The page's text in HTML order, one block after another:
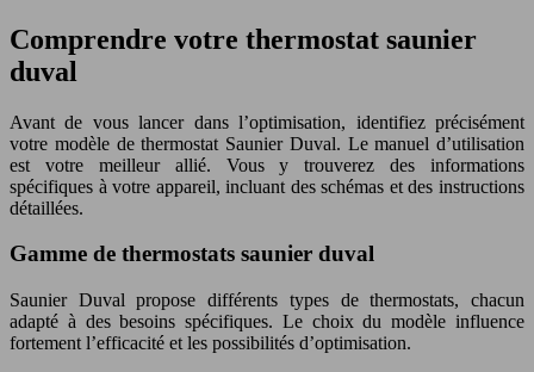
Comprendre votre thermostat saunier
duval
Avant de vous lancer dans l’optimisation, identifiez précisément
votre modèle de thermostat Saunier Duval. Le manuel d’utilisation
est votre meilleur allié. Vous y trouverez des informations
spécifiques à votre appareil, incluant des schémas et des instructions
détaillées.
Gamme de thermostats saunier duval
Saunier Duval propose différents types de thermostats, chacun
adapté à des besoins spécifiques. Le choix du modèle influence
fortement l’efficacité et les possibilités d’optimisation.